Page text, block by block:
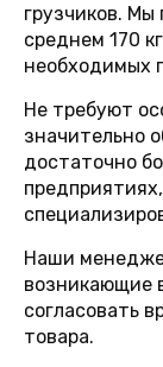
грузчиков.
среднем 170
необходимых
Не требуют
значительно
достаточно
Наши
возникающие
согласовать
товара.